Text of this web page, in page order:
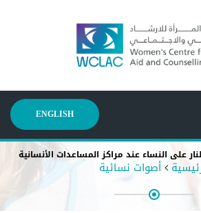
ENGLISH
على النساء عند مراكز المساعدات الأنسانية
أصوات نسائية